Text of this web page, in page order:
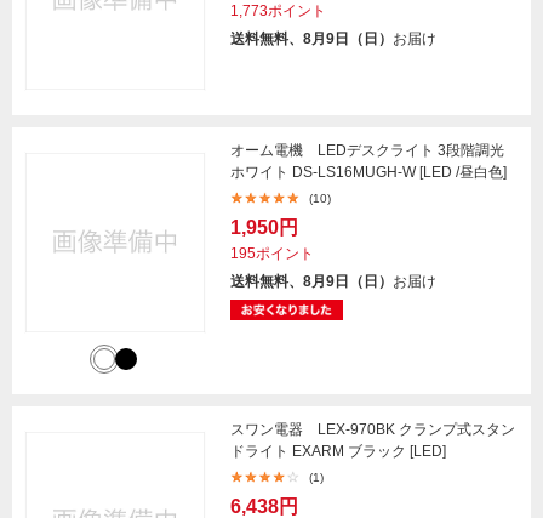
1,773ポイント
送料無料、8月9日（日） お届け
オーム電機 LEDデスクライト 3段階調光
ホワイト DS-LS16MUGH-W [LED /昼白色]
(10)
1,950円
195ポイント
送料無料、8月9日（日） お届け
スワン電器 LEX-970BK クランプ式スタン
ドライト EXARM ブラック [LED]
(1)
6,438円